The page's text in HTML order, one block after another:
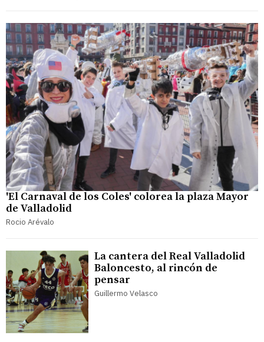
'El Carnaval de los Coles' colorea la plaza Mayor
de Valladolid
Rocio Arévalo
La cantera del Real Valladolid
Baloncesto, al rincón de
pensar
Guillermo Velasco